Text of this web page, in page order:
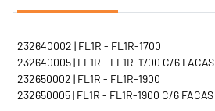
232640002 | FL1R - FL1R-1700
232640005 | FL1R - FL1R-1700 C/6 FACAS
232650002 | FL1R - FL1R-1900
232650005 | FL1R - FL1R-1900 C/6 FACAS